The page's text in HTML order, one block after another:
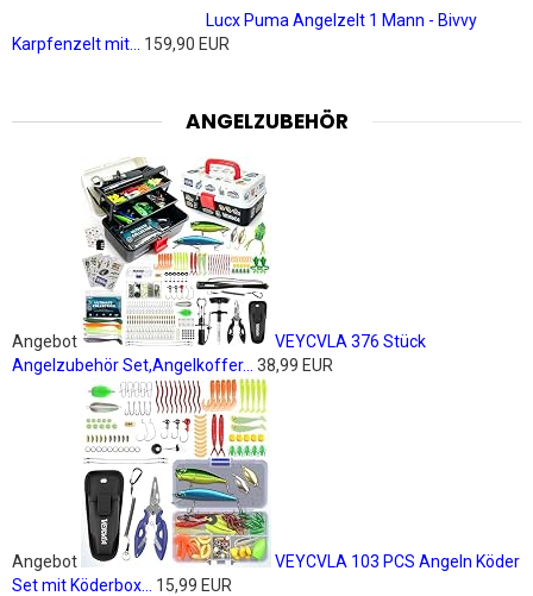
Lucx Puma Angelzelt 1 Mann - Bivvy
Karpfenzelt mit...
159,90 EUR
ANGELZUBEHÖR
Angebot
VEYCVLA 376 Stück
Angelzubehör Set,Angelkoffer...
38,99 EUR
Angebot
VEYCVLA 103 PCS Angeln Köder
Set mit Köderbox...
15,99 EUR